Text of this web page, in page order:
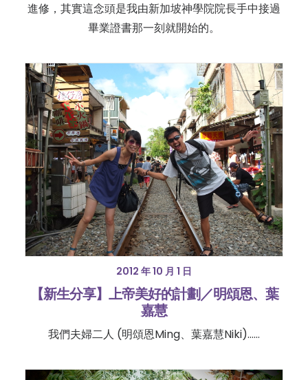
進修，其實這念頭是我由新加坡神學院院長手中接過
畢業證書那一刻就開始的。
2012 年 10 月 1 日
【新生分享】上帝美好的計劃／明頌恩、葉
嘉慧
我們夫婦二人 (明頌恩Ming、葉嘉慧Niki)……